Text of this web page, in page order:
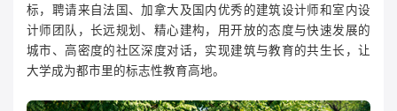
标，聘请来自法国、加拿大及国内优秀的建筑设计师和室内设
计师团队，长远规划、精心建构，用开放的态度与快速发展的
城市、高密度的社区深度对话，实现建筑与教育的共生长，让
大学成为都市里的标志性教育高地。